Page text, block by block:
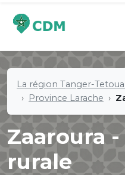
La région Tanger-
Province Larache
Zaaroura
rurale